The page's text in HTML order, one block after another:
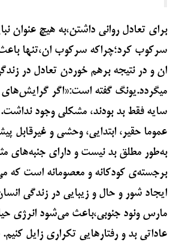
برای تعادل روانی داشتن،به هیچ عنوان
سرکوب کرد؛چراکه سرکوب ان،تنها
ان و در نتیجه برهم خوردن تعادل در
میگردد.یونگ گفته است:«اگر
سایه فقط بد بودند، مشکلی وجود نداشت.
عموما حقیر، ابتدایی، وحشی و غیرقابل
به‌طور مطلق بد نیست و دارای جنبه‌های
برجسته‌ی کودکانه و معصومانه است که
ایجاد شور و حال و زیبایی در زندگی
مارس ونود جنوبی،باعث مى‌شود انرژى
عاداتى بد و رفتارهايى تكرارى زايل كنيم.